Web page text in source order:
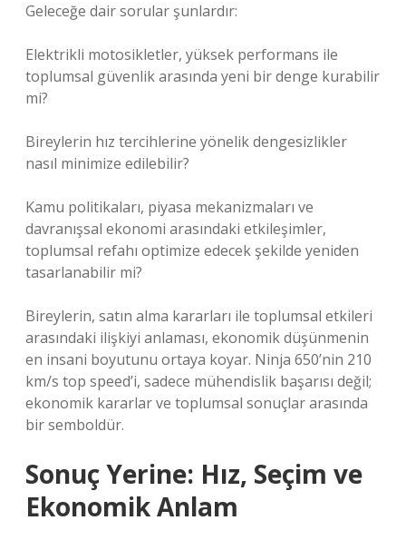
Geleceğe dair sorular şunlardır:
Elektrikli motosikletler, yüksek performans ile
toplumsal güvenlik arasında yeni bir denge kurabilir
mi?
Bireylerin hız tercihlerine yönelikdengesizlikler
nasıl minimize edilebilir?
Kamu politikaları, piyasa mekanizmaları ve
davranışsal ekonomi arasındaki etkileşimler,
toplumsal refahı optimize edecek şekilde yeniden
tasarlanabilir mi?
Bireylerin, satın alma kararları ile toplumsal etkileri
arasındaki ilişkiyi anlaması, ekonomik düşünmenin
en insani boyutunu ortaya koyar. Ninja 650’nin 210
km/s top speed’i, sadece mühendislik başarısı değil;
ekonomik kararlar ve toplumsal sonuçlar arasında
bir semboldür.
Sonuç Yerine: Hız, Seçim ve
Ekonomik Anlam